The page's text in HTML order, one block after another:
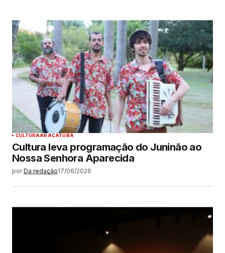
CULTURAARAÇATUBA
Cultura leva programação do Juninão ao
Nossa Senhora Aparecida
por Da redação17/06/2026